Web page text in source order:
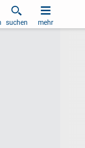
suchen mehr